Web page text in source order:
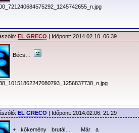
EL GRECO | Időpont: 2014.02.10. 06:39
Bécs…
EL GRECO | Időpont: 2014.02.06. 21:29
+ kőkemény brutál… Már a